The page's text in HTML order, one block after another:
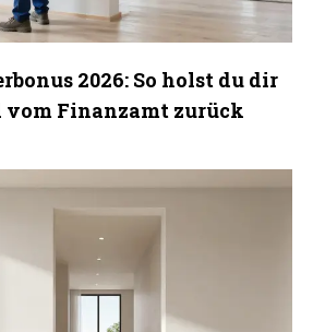
2026: So holst du dir
vom Finanzamt zurück